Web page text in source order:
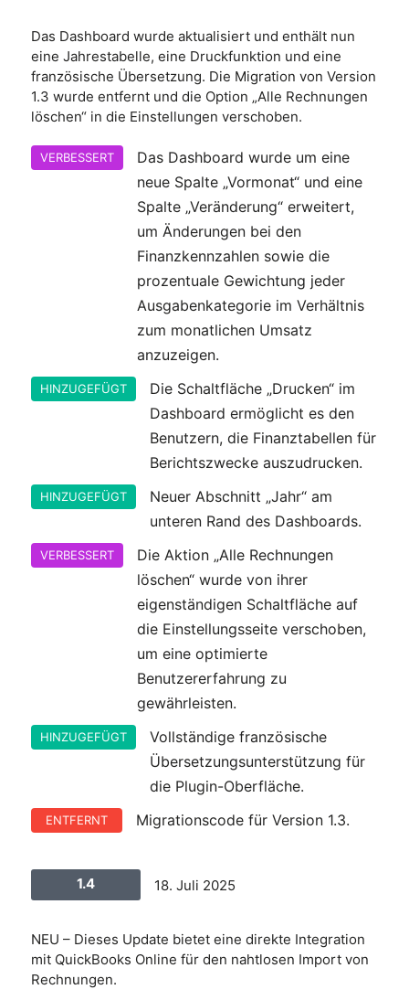
Das Dashboard wurde aktualisiert und enthält nun
eine Jahrestabelle, eine Druckfunktion und eine
französische Übersetzung. Die Migration von Version
1.3 wurde entfernt und die Option „Alle Rechnungen
löschen“ in die Einstellungen verschoben.
VERBESSERT
Das Dashboard wurde um eine
neue Spalte „Vormonat“ und eine
Spalte „Veränderung“ erweitert,
um Änderungen bei den
Finanzkennzahlen sowie die
prozentuale Gewichtung jeder
Ausgabenkategorie im Verhältnis
zum monatlichen Umsatz
anzuzeigen.
HINZUGEFÜGT
Die Schaltfläche „Drucken“ im
Dashboard ermöglicht es den
Benutzern, die Finanztabellen für
Berichtszwecke auszudrucken.
HINZUGEFÜGT
Neuer Abschnitt „Jahr“ am
unteren Rand des Dashboards.
VERBESSERT
Die Aktion „Alle Rechnungen
löschen“ wurde von ihrer
eigenständigen Schaltfläche auf
die Einstellungsseite verschoben,
um eine optimierte
Benutzererfahrung zu
gewährleisten.
HINZUGEFÜGT
Vollständige französische
Übersetzungsunterstützung für
die Plugin-Oberfläche.
ENTFERNT Migrationscode für Version 1.3.
1.4 18. Juli 2025
NEU – Dieses Update bietet eine direkte Integration
mit QuickBooks Online für den nahtlosen Import von
Rechnungen.